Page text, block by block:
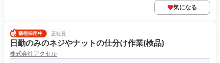
気になる
正社員
日勤のみのネジやナットの仕分け作業(検品)
株式会社アクセル